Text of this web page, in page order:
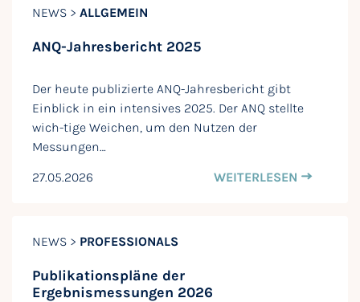
NEWS > ALLGEMEIN
ANQ-Jahresbericht 2025
Der heute publizierte ANQ-Jahresbericht gibt
Einblick in ein intensives 2025. Der ANQ stellte
wich-tige Weichen, um den Nutzen der
Messungen…
27.05.2026
WEITERLESEN
NEWS > PROFESSIONALS
Publikationspläne der
Ergebnismessungen 2026